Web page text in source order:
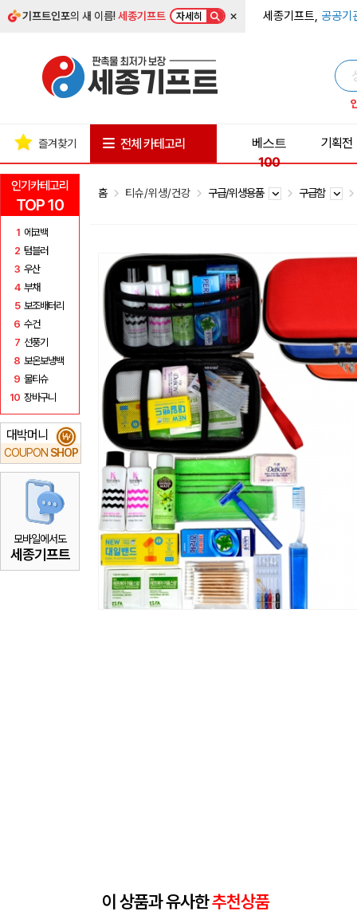
기프트인포의 새 이름!세종기프트 자세히 × 세종기프트, 공공기
인기카테고리
TOP 10
1 에코백
2 텀블러
3 우산
4 부채
5 보조배터리
6 수건
7 선풍기
8 보온보냉백
9 물티슈
10 장바구니
대박머니
COUPON SHOP
₩
모바일에서도
세종기프트
즐겨찾기 전체 카테고리
베스트
100
기획전
홈 티슈/위생/건강 구급/위생용품 구급함
이 상품과 유사한추천상품